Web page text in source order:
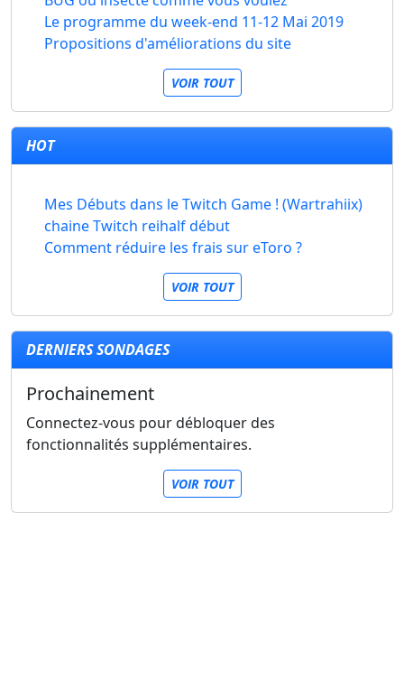
Le programme du week-end 11-12 Mai 2019
Propositions d'améliorations du site
VOIR TOUT
HOT
Mes Débuts dans le Twitch Game ! (Wartrahiix)
chaine Twitch reihalf début
Comment réduire les frais sur eToro ?
VOIR TOUT
DERNIERS SONDAGES
Prochainement
Connectez-vous pour débloquer des
fonctionnalités supplémentaires.
VOIR TOUT